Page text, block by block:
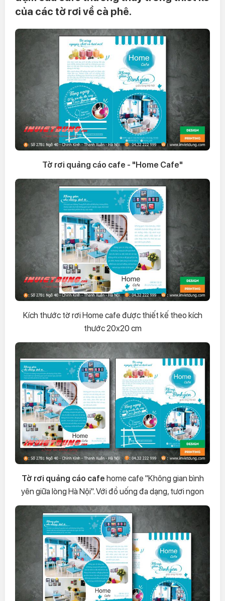
của các tờ rơi về cà phê.
Tờ rơi quảng cáo cafe - "Home Cafe"
Kích thước tờ rơi Home cafe được thiết kế theo kích
thước 20x20 cm
Tờ rơi quảng cáo cafe home cafe "Không gian bình
yên giữa lòng Hà Nội". Với đồ uống đa dạng, tươi ngon